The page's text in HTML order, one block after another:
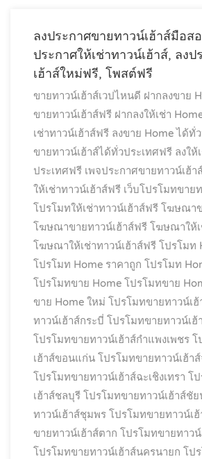
ลงประกาศขายทาวน์เฮ้าส์มือส
ประกาศให้เช่าทาวน์เฮ้าส์, ลง
เฮ้าส์ใหม่ฟรี, โพสต์ฟรี
ขายทาวน์เฮ้าส์เวปไหนดี ฝากลงขาย
ขายทาวน์เฮ้าส์ฟรี ฝากลงให้เช่า
เช่าทาวน์เฮ้าส์ฟรี ลงขาย Home ได้ทั่
ขายทาวน์เฮ้าส์ได้ทั่วประเทศฟรี ลงให้
ประเทศฟรี เพจประกาศขายทาวน์เฮ้า
ให้เช่าทาวน์เฮ้าส์ฟรี เว็บโปรโมทขาย
โปรโมทให้เช่าทาวน์เฮ้าส์ฟรี โฆษณา
โฆษณาขายทาวน์เฮ้าส์ฟรี โฆษณาให้
โฆษณาให้เช่าทาวน์เฮ้าส์ฟรี โปรโมท
โปรโมท Home ราคาถูก โปรโมท
โปรโมทขาย Home โปรโมทขาย
ขาย Home ใหม่ โปรโมทขายทาวน์เฮ้
ทาวน์เฮ้าส์กระบี่ โปรโมทขายทาวน์เ
โปรโมทขายทาวน์เฮ้าส์กำแพงเพชร โ
เฮ้าส์ขอนแก่น โปรโมทขายทาวน์เฮ้า
โปรโมทขายทาวน์เฮ้าส์ฉะเชิงเทรา โ
เฮ้าส์ชลบุรี โปรโมทขายทาวน์เฮ้าส์ชัย
ทาวน์เฮ้าส์ชุมพร โปรโมทขายทาวน์เฮ้
ขายทาวน์เฮ้าส์ตาก โปรโมทขายทาวน์
โปรโมทขายทาวน์เฮ้าส์นครนายก โป